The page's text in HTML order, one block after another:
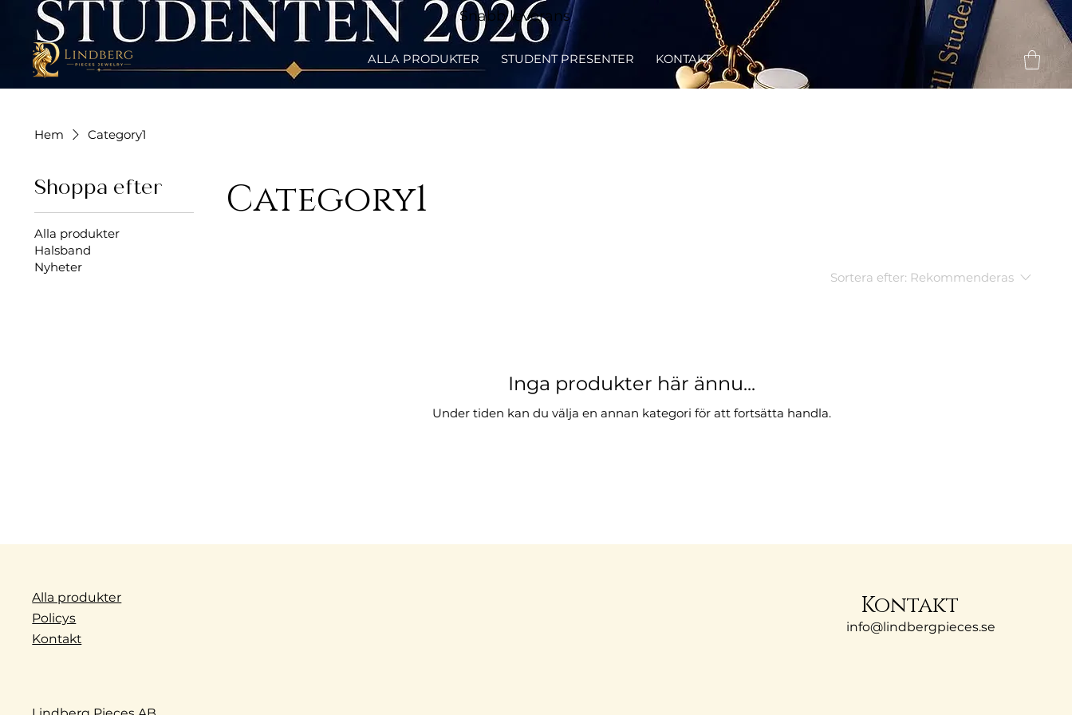
Snabb leverans
ALLA PRODUKTER STUDENT PRESENTER KONTAKT
Hem Category1
Shoppa efter
Alla produkter
Halsband
Nyheter
Category1
Sortera efter: Rekommenderas
Inga produkter här ännu...
Under tiden kan du välja en annan kategori för att fortsätta handla.
Alla produkter
Policys
Kontakt
info@lindbergpieces.se
Kontakt